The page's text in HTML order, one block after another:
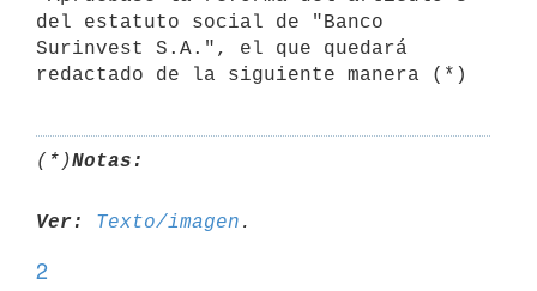
del estatuto social de "Banco
Surinvest S.A.", el que quedará
(*)Notas:
Ver: Texto/imagen
2